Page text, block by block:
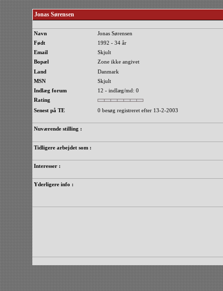
Jonas Sørensen
Navn
Jonas Sørensen
Født
1992 - 34 år
Email
Skjult
Bopæl
Zone ikke angivet
Land
Danmark
MSN
Skjult
Indlæg forum
12 - indlæg/md: 0
Rating
Senest på TE
0 besøg registreret efter 13-2-2003
Nuværende stilling :
Tidligere arbejdet som :
Interesser :
Yderligere info :